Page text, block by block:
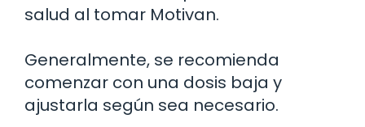
salud al tomar Motivan.
Generalmente, se recomienda
comenzar con una dosis baja y
ajustarla según sea necesario.